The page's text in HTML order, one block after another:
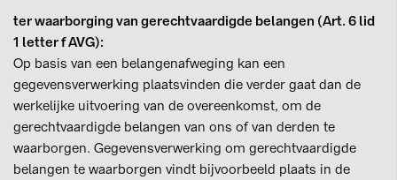
ter waarborging van gerechtvaardigde belangen (Art. 6 lid
1 letter f AVG):
Op basis van een belangenafweging kan een
gegevensverwerking plaatsvinden die verder gaat dan de
werkelijke uitvoering van de overeenkomst, om de
gerechtvaardigde belangen van ons of van derden te
waarborgen. Gegevensverwerking om gerechtvaardigde
belangen te waarborgen vindt bijvoorbeeld plaats in de